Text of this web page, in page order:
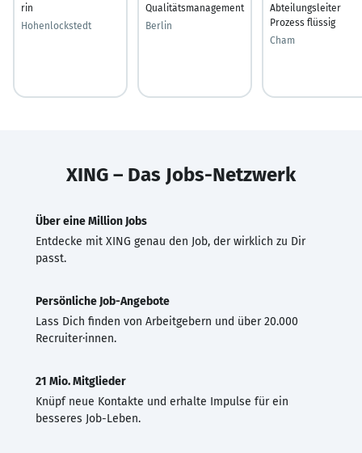
rin
Hohenlockstedt
Qualitätsmanagement
Berlin
Abteilungsleiter
Prozess flüssig
Cham
XING – Das Jobs-Netzwerk
Über eine Million Jobs
Entdecke mit XING genau den Job, der wirklich zu Dir
passt.
Persönliche Job-Angebote
Lass Dich finden von Arbeitgebern und über 20.000
Recruiter·innen.
21 Mio. Mitglieder
Knüpf neue Kontakte und erhalte Impulse für ein
besseres Job-Leben.